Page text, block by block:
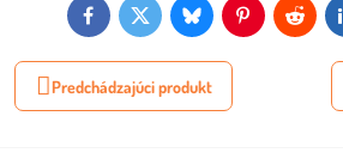
FacebookTwitter BlueskyPinterestReddit
Predchádzajúci produkt